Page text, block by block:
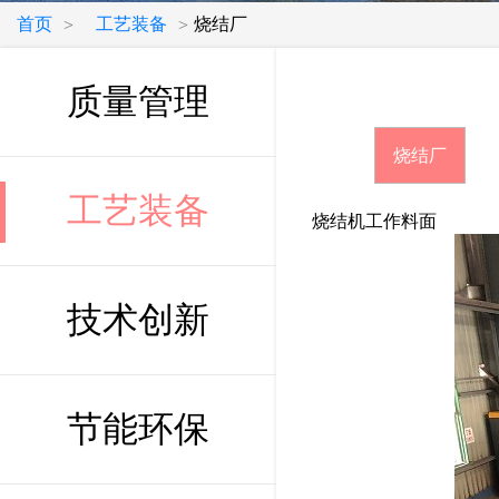
首页 > 工艺装备 > 烧结厂
质量管理
工艺装备
技术创新
节能环保
烧结厂
烧结机工作料面